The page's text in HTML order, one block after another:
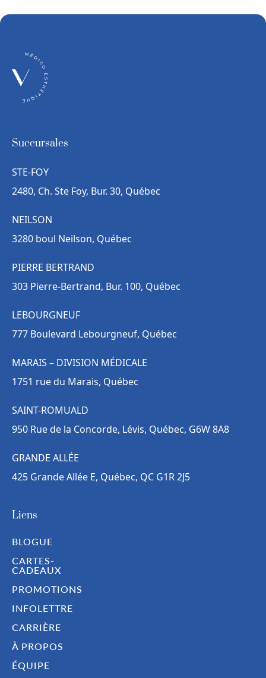
Succursales
STE-FOY
2480, Ch. Ste Foy, Bur. 30, Québec
NEILSON
3280 boul Neilson, Québec
PIERRE BERTRAND
303 Pierre-Bertrand, Bur. 100, Québec
LEBOURGNEUF
777 Boulevard Lebourgneuf, Québec
MARAIS – DIVISION MÉDICALE
1751 rue du Marais, Québec
SAINT-ROMUALD
950 Rue de la Concorde, Lévis, Québec, G6W 8A8
GRANDE ALLÉE
425 Grande Allée E, Québec, QC G1R 2J5
Liens
BLOGUE
CARTES-
CADEAUX
PROMOTIONS
INFOLETTRE
CARRIÈRE
À PROPOS
ÉQUIPE